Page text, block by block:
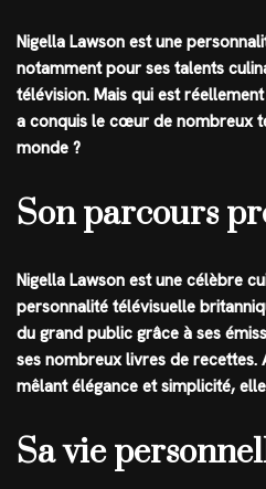
Nigella Lawson est une
notamment pour ses talents
télévision. Mais qui est
a conquis le cœur de nombreux
monde ?
Son parcours
Nigella Lawson est une célèbre
personnalité télévisuelle
du grand public grâce à ses
ses nombreux livres de recettes.
mêlant élégance et simplicité,
Sa vie